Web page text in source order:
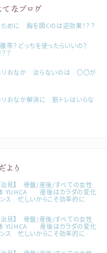
てなブログ
めに 胸を開くのは逆効果！？？
帯？どっちを使ったらいいの？
？
リおなか 治らないのは 〇〇が
リおなか解消に 筋トレはいらな
り
治見】 骨盤/産後/すべての女性
YUHCA 産後はカラダの変化
ンス 忙しいからこそ効率的に
治見】 骨盤/産後/すべての女性
YUHCA 産後はカラダの変化
ンス 忙しいからこそ効率的に